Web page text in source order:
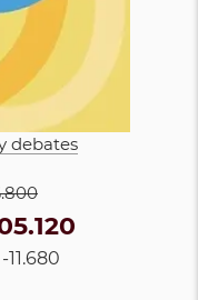
debates
11.680